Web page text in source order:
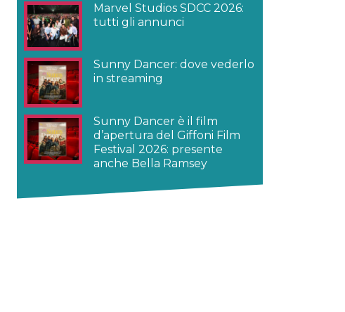
Marvel Studios SDCC 2026:
tutti gli annunci
Sunny Dancer: dove vederlo
in streaming
Sunny Dancer è il film
d’apertura del Giffoni Film
Festival 2026: presente
anche Bella Ramsey